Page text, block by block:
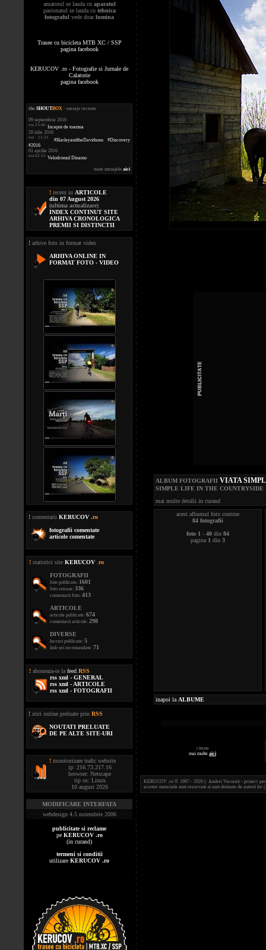
amatorul se lauda cu aparatul
pasionatul se lauda cu tehnica
fotograful vede doarlumina
Trasee cu bicicleta MTB XC / SSP
pagina facebook
KERUCOV .ro - Fotografie si Jurnale de
Calatorie
pagina facebook
the.SHOUTBOX - mesaje recente
09 septembrie 2016
ora 23:46 Inceput de toamna
20 iulie 2016
ora 11:31
#HarleyandtheDavidsons #Discovery
#2016
01 aprilie 2016
ora 02:15 Velodromul Dinamo
toate mesajele aici
! recent in ARTICOLE
din 07 August 2026
(ultima actualizare)
INDEX CONTINUT SITE
ARHIVA CRONOLOGICA
PREMII SI DISTINCTII
! arhive foto in format video
ARHIVA ONLINE IN
FORMAT FOTO - VIDEO
! comentarii KERUCOV .ro
fotografii comentate
articole comentate
! statistici site KERUCOV ro
FOTOGRAFII
foto publicate: 1601
foto retrase: 336
comentarii foto: 413
ARTICOLE
articole publicate: 674
comentarii articole: 298
DIVERSE
lucrari publicate: 5
link-uri recomandate: 71
! aboneaza-te la feed RSS
rss xml - GENERAL
rss xml - ARTICOLE
rss xml - FOTOGRAFII
! stiri online preluate prin RSS
NOUTATI PRELUATE
DE PE ALTE SITE-URI
! monitorizare trafic website
ip: 216.73.217.16
browser: Netscape
tip os: Linux
10 august 2026
MODIFICARE INTERFATA
webdesign 4.5 noiembrie 2006
publicitate si reclame
pe KERUCOV .ro
(in curand)
termeni si conditii
utilizare KERUCOV .ro
ALBUM FOTOGRAFII VIATA
SIMPLE LIFE IN THE COUNTRYSIDE
mai multe detalii in curand
acest albumul foto contine
84 fotografii
foto 1 - 40din 84
pagina 1 din 3
inapoi la ALBUME
citeste
mai multe aici
KERUCOV .ro © 1997 - 2026 || Andrei Vocurek - proiect
acestor materiale sunt rezervate si sunt detinute de autorii